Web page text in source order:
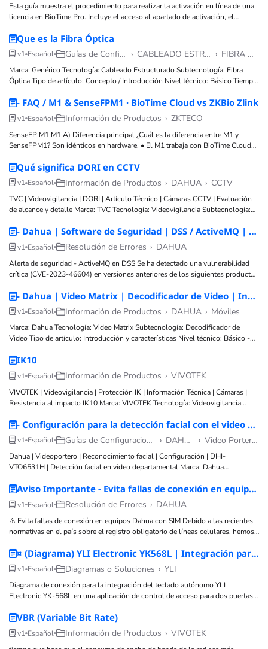
Esta guía muestra el procedimiento para realizar la activación en línea de una
licencia en BioTime Pro. Incluye el acceso al apartado de activación, el
verificación de
Que es la Fibra Óptica
v1 Español Guías de Configuraciones › CABLEADO ESTRUCTURADO › FIBRA ÓPTICA
Marca: Genérico Tecnología: Cableado Estructurado Subtecnología: Fibra
Óptica Tipo de artículo: Concepto / Introducción Nivel técnico: Básico Tiempo
(Cladding), Recubrimiento, Conectores Tags: fibra óptica, transmisión de
datos, redes, comunicaciones, FTTH Posibles Fallos
- FAQ / M1 & SenseFPM1 · BioTime Cloud vs ZKBio Zlink
v1 Español Información de Productos › ZKTECO
SenseFP M1 M1 A) Diferencia principal ¿Cuál es la diferencia entre M1 y
SenseFPM1? Son idénticos en hardware. • El M1 trabaja con BioTime Cloud
Qué significa DORI en CCTV
v1 Español Información de Productos › DAHUA › CCTV
TVC | Videovigilancia | DORI | Artículo Técnico | Cámaras CCTV | Evaluación
de alcance y detalle Marca: TVC Tecnología: Videovigilancia Subtecnología:
Básico Tiempo estimado: 5 min Autor: TVC Ingeniería Componentes: Cámaras
CCTV, lentes, sensores Tags
- Dahua | Software de Seguridad | DSS / ActiveMQ | Alerta de Seguridad | DSS-Professional / DSS-Express / DHI-DSS7016-S2 / DHI-DSS4004-S2 | Vulnerabilidad crítica CVE-2023-46604 / Actualización y aplicación de parche
v1 Español Resolución de Errores › DAHUA
Alerta de seguridad - ActiveMQ en DSS Se ha detectado una vulnerabilidad
crítica (CVE-2023-46604) en versiones anteriores de los siguientes productos
- Dahua | Video Matrix | Decodificador de Video | Introducción y características | DHI-M70-4U-E | Visión general de plataforma y capacidades
v1 Español Información de Productos › DAHUA › Móviles
Marca: Dahua Tecnología: Video Matrix Subtecnología: Decodificador de
Video Tipo de artículo: Introducción y características Nivel técnico: Básico -
Plataforma Video Matrix, chasis 4U 19", arquitectura ATCA, tarjetas de
función, fuente redundante
IK10
v1 Español Información de Productos › VIVOTEK
VIVOTEK | Videovigilancia | Protección IK | Información Técnica | Cámaras |
Resistencia al impacto IK10 Marca: VIVOTEK Tecnología: Videovigilancia
Información técnica Nivel técnico: Básico Tiempo estimado: 1–2 minutos
Autor: TVC Ingeniería Componentes: Cámaras de
- Configuración para la detección facial con el video Departamental DHI-VTO6531H
v1 Español Guías de Configuraciones › DAHUA › Video Porteros
Dahua | Videoportero | Reconocimiento facial | Configuración | DHI-
VTO6531H | Detección facial en video departamental Marca: Dahua
artículo: Configuración Nivel técnico: Intermedio–Avanzado Tiempo estimado:
15–20 minutos Autor: TVC Ingeniería Componentes: Videoportero DHI-
VTO6531H
Aviso Importante - Evita fallas de conexión en equipos Dahua con SIM 4G
v1 Español Resolución de Errores › DAHUA
⚠️ Evita fallas de conexión en equipos Dahua con SIM Debido a las recientes
normativas en el país sobre el registro obligatorio de líneas celulares, hemos
problemas para conectarse
¤ (Diagrama) YLI Electronic YK568L | Integración para Control de Dos Puertas
v1 Español Diagramas o Soluciones › YLI
Diagrama de conexión para la integración del teclado autónomo YLI
Electronic YK-568L en una aplicación de control de acceso para dos puertas
fuentes de alimentación, botones de salida y
VBR (Variable Bit Rate)
v1 Español Información de Productos › VIVOTEK